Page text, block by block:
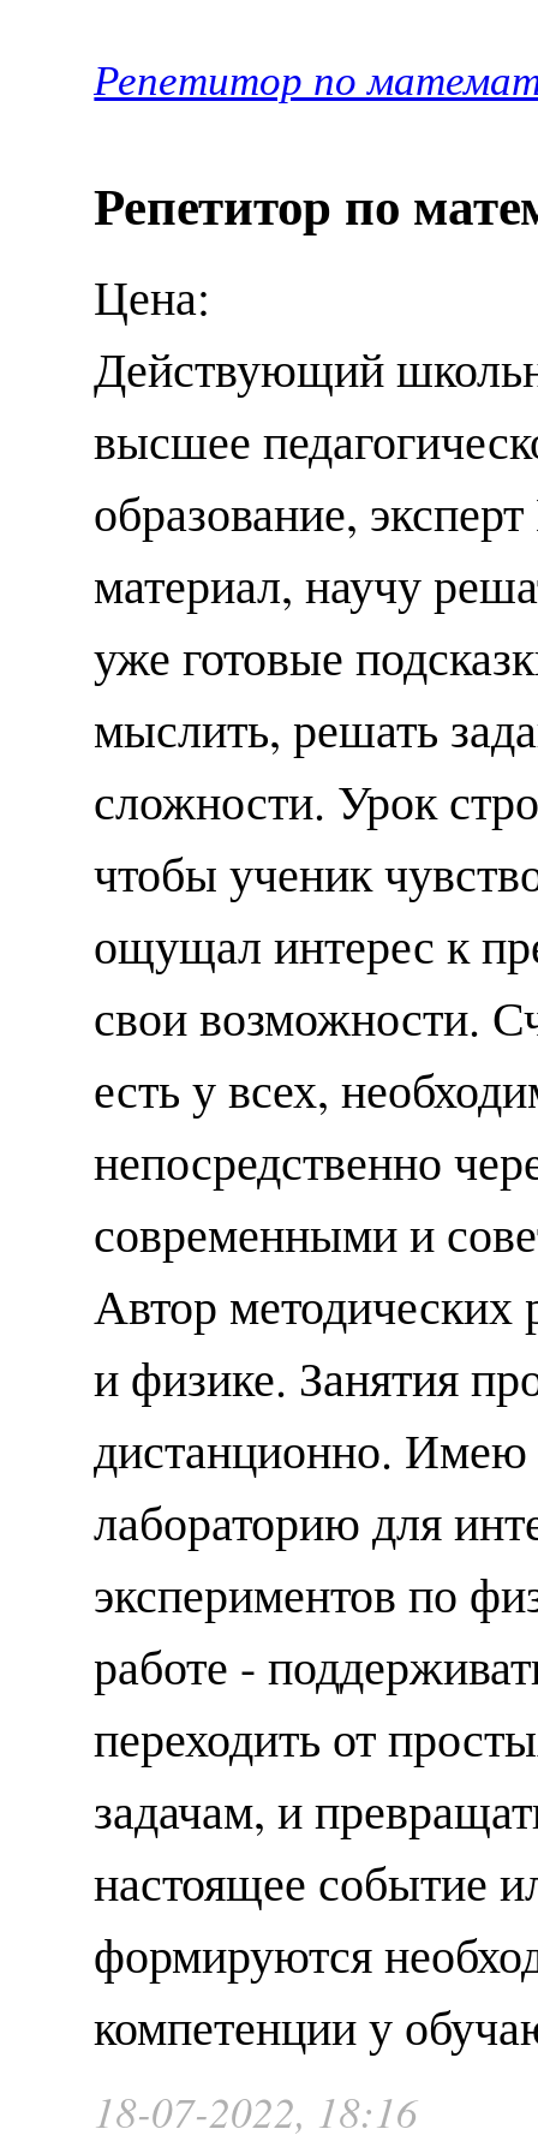
Репетитор по
Репетитор по
Цена:
Действующий
высшее
образование,
материал, научу
уже готовые
мыслить, решать
сложности. Урок
чтобы ученик
ощущал интерес к
свои возможности.
есть у всех,
непосредственно
современными и
Автор методических
и физике. Занятия
дистанционно. Имею
лабораторию для
экспериментов по
работе -
переходить от
задачам, и
настоящее событие
формируются
компетенции у
18-07-2022, 18:16